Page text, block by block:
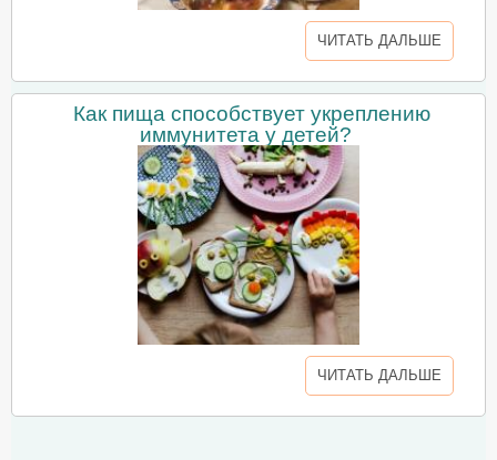
ЧИТАТЬ ДАЛЬШЕ
Как пища способствует укреплению
иммунитета у детей?
ЧИТАТЬ ДАЛЬШЕ